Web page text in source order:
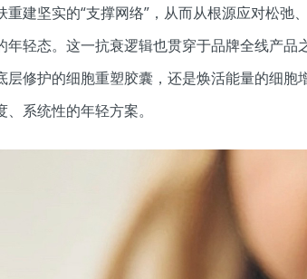
重建坚实的“支撑网络”，从而从根源应对松弛
年轻态。这一抗衰逻辑也贯穿于品牌全线产品
层修护的细胞重塑胶囊，还是焕活能量的细胞
系统性的年轻方案。